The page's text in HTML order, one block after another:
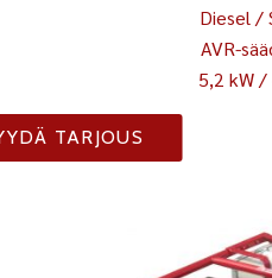
Diesel /
AVR-
5,2 kW /
TARJOUS